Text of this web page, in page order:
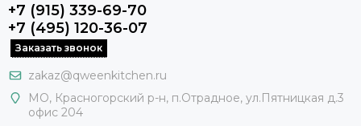
+7 (915) 339-69-70
+7 (495) 120-36-07
Заказать звонок
zakaz@qweenkitchen.ru
МО, Красногорский р-н, п.Отрадное, ул.Пятницкая д.3
офис 204